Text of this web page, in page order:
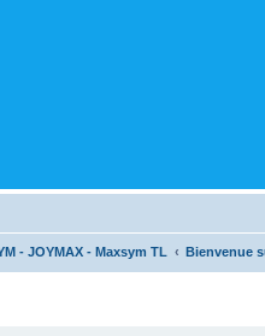
- JOYMAX - Maxsym TL Bienvenue